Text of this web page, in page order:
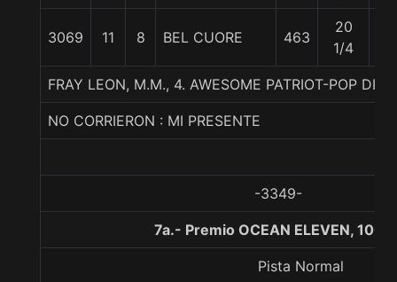
3069 11 8 BEL CUORE 463
20
1/4
FRAY LEON, M.M., 4. AWESOME PATRIOT-POP
NO CORRIERON : MI PRESENTE
-3349-
7a.- Premio OCEAN ELEVEN,
Pista Normal